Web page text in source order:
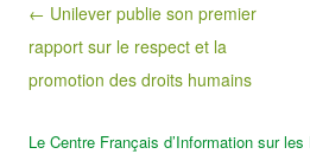
Post navigation
← Unilever publie son premier
rapport sur le respect et la
promotion des droits humains
Le Centre Français d’Information sur